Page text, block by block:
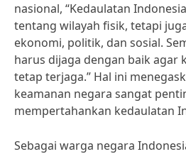
nasional, “Kedaulatan
tentang wilayah fisik, tetapi
ekonomi, politik, dan sosial.
harus dijaga dengan baik agar
tetap terjaga.” Hal ini
keamanan negara sangat
mempertahankan kedaulatan
Sebagai warga negara